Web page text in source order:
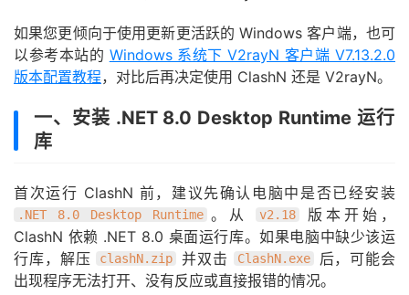
如果您更倾向于使用更新更活跃的 Windows 客户端，也可
以参考本站的 Windows 系统下 V2rayN 客户端 V7.13.2.0
版本配置教程，对比后再决定使用 ClashN 还是 V2rayN。
一、安装 .NET 8.0 Desktop Runtime 运行
库
首次运行 ClashN 前，建议先确认电脑中是否已经安装
.NET 8.0 Desktop Runtime 。从 v2.18
版本开始，
ClashN 依赖 .NET 8.0 桌面运行库。如果电脑中缺少该运
行库，解压
clashN.zip 并双击 ClashN.exe
后，可能会
出现程序无法打开、没有反应或直接报错的情况。